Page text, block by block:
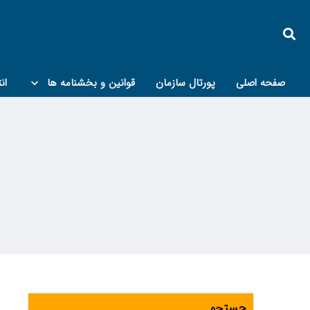
صفحه اصلی پورتال سازمان قوانین و بخشنامه ها